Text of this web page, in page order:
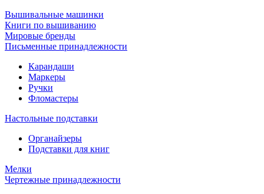
Вышивальные машинки
Книги по вышиванию
Мировые бренды
Письменные принадлежности
Карандаши
Маркеры
Ручки
Фломастеры
Настольные подставки
Органайзеры
Подставки для книг
Мелки
Чертежные принадлежности